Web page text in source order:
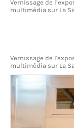
Vernissage de
multimédia sur La
Vernissage de
multimédia sur La